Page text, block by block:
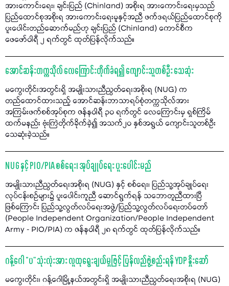
အားကောင်းရေး၊ ချင်းပြည် (Chinland) အစိုးရ အားကောင်းရေးမှသည်
ပြည်ထောင်စုအစိုးရ အားကောင်းရေးမူနှင့်အညီ ဖက်ဒရယ်ပြည်ထောင်စုကို
ပူးပေါင်းတည်ဆောက်မည်ဟု ချင်းပြည် (Chinland) ကောင်စီက
ဖေဖော်ဝါရီ ၂ ရက်တွင် ထုတ်ပြန်လိုက်သည်။
အောင်ဆန်းတက္ကသိုလ် လေကြောင်းတိုက်ခံရ၍ ကျောင်းသူတစ်ဦး သေဆုံး
မကွေးတိုင်းအတွင်းရှိ အမျိုးသားညီညွတ်ရေးအစိုးရ (NUG) က
တည်ထောင်ထားသည့် အောင်ဆန်းဘာသာရပ်စုံတက္ကသိုလ်အား
အကြမ်းဖက်စစ်အုပ်စုက ဇန်နဝါရီ ၃၀ ရက်တွင် လေကြောင်းမှ ရှစ်ကြိမ်
ထက်မနည်း ဗုံးကြဲတိုက်ခိုက်ခဲ့၍ အသက်၂၀ နှစ်အရွယ် ကျောင်းသူတစ်ဦး
သေဆုံးခဲ့သည်။
NUG နှင့် PIO/PIA စစ်ရေး၊ အုပ်ချုပ်ရေး ပူးပေါင်းမည်
အမျိုးသားညီညွတ်ရေးအစိုးရ (NUG) နှင့် စစ်ရေး၊ ပြည်သူ့အုပ်ချုပ်ရေး
လုပ်ငန်းစဉ်များ၌ ပူးပေါင်းကူညီ ဆောင်ရွက်ရန် သဘောတူညီထားပြီ
ဖြစ်ကြောင်း ပြည်သူ့လွတ်လပ်ရေးအဖွဲ့/ပြည်သူ့လွတ်လပ်ရေးတပ်တော်
(People Independent Organization/People Independent
Army - PIO/PIA) က ဇန်နဝါရီ ၂၈ ရက်တွင် ထုတ်ပြန်လိုက်သည်။
ဂန့်ဂေါ “ပ" သုံးလုံးအား လူထုရွေးချယ်မှုဖြင့် ပြန်လည်ဖွဲ့စည်းရန် YDP နှိုးဆော်
မကွေးတိုင်း၊ ဂန့်ဂေါမြို့နယ်အတွင်းရှိ အမျိုးသားညီညွတ်ရေးအစိုးရ (NUG)